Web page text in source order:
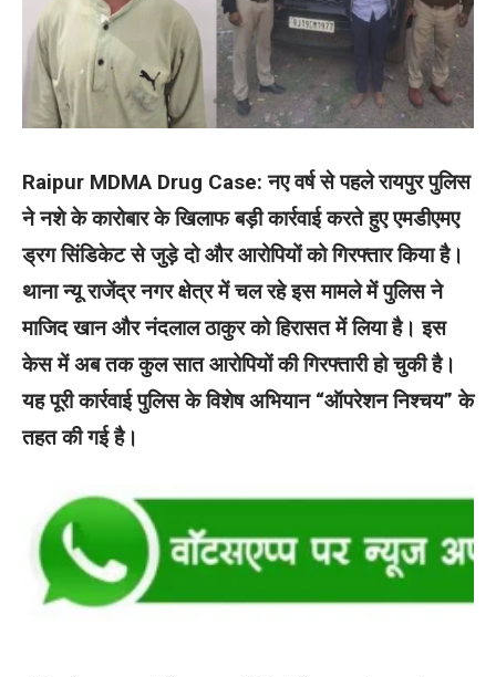
Raipur MDMA Drug Case: नए वर्ष से पहले रायपुर पुलिस
ने नशे के कारोबार के खिलाफ बड़ी कार्रवाई करते हुए एमडीएमए
ड्रग सिंडिकेट से जुड़े दो और आरोपियों को गिरफ्तार किया है।
थाना न्यू राजेंद्र नगर क्षेत्र में चल रहे इस मामले में पुलिस ने
माजिद खान और नंदलाल ठाकुर को हिरासत में लिया है। इस
केस में अब तक कुल सात आरोपियों की गिरफ्तारी हो चुकी है।
यह पूरी कार्रवाई पुलिस के विशेष अभियान “ऑपरेशन निश्चय” के
तहत की गई है।